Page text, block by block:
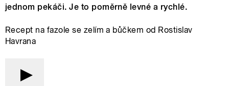
jednom pekáči. Je to poměrně levné a rychlé.
Recept na fazole se zelím a bůčkem od Rostislav
Havrana